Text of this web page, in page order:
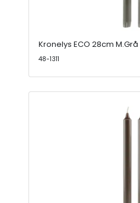
Kronelys ECO 28cm
48-1311